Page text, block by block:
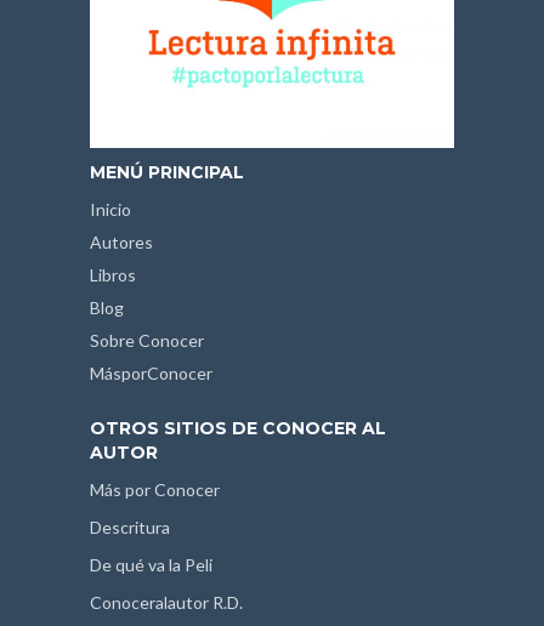
MENÚ PRINCIPAL
Inicio
Autores
Libros
Blog
Sobre Conocer
MásporConocer
OTROS SITIOS DE CONOCER AL
AUTOR
Más por Conocer
Descritura
De qué va la Peli
Conoceralautor R.D.